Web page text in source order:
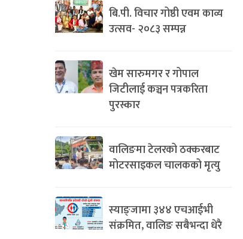
बि.पी. विचार गोष्ठी एवम काव्य
उत्सव- २०८३ सम्पन्न
खेम सारुमगर र गोपाल
जिटीलाई कञ्चन पत्रकरिता
पुरस्कार
वालिङमा टेलरको ठक्करबाट
मोटरसाइकल चालकको मृत्यु
स्याङ्जामा ३४४ एचआईभी
संक्रमित, वालिङ सबैभन्दा धेरै